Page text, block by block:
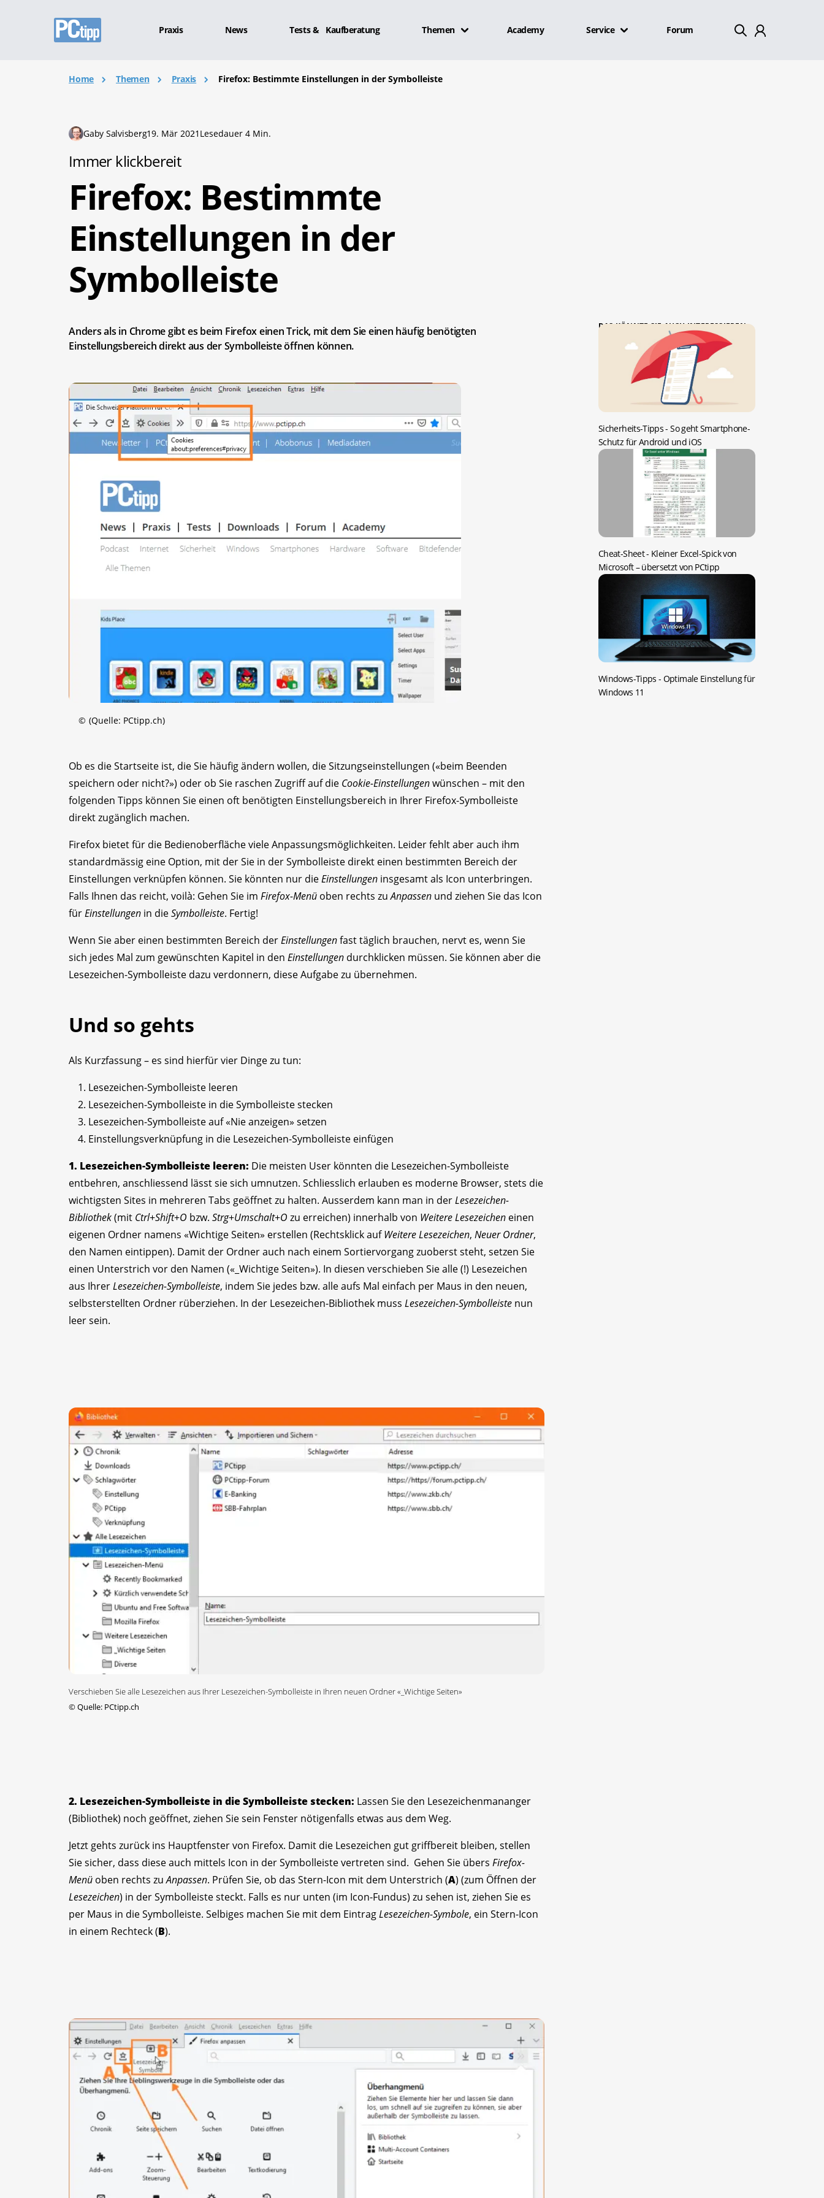
Praxis News Tests & Kaufberatung Themen Academy Service Forum
Home Themen Praxis Firefox: Bestimmte Einstellungen in der Symbolleiste
Gaby Salvisberg19. Mär 2021 Lesedauer 4 Min.
Immer klickbereit
Firefox: Bestimmte
Einstellungen in der
Symbolleiste
Anders als in Chrome gibt es beim Firefox einen Trick, mit dem Sie einen häufig benötigten
Einstellungsbereich direkt aus der Symbolleiste öffnen können.
© (Quelle: PCtipp.ch)
Ob es die Startseite ist, die Sie häufig ändern wollen, die Sitzungseinstellungen («beim Beenden
speichern oder nicht?») oder ob Sie raschen Zugriff auf die Cookie-Einstellungenwünschen – mit den
folgenden Tipps können Sie einen oft benötigten Einstellungsbereich in Ihrer Firefox-Symbolleiste
direkt zugänglich machen.
Firefox bietet für die Bedienoberfläche viele Anpassungsmöglichkeiten. Leider fehlt aber auch ihm
standardmässig eine Option, mit der Sie in der Symbolleiste direkt einen bestimmten Bereich der
Einstellungen verknüpfen können. Sie könnten nur dieEinstellungen insgesamt als Icon unterbringen.
Falls Ihnen das reicht, voilà: Gehen Sie im Firefox-Menü oben rechts zuAnpassen und ziehen Sie das Icon
fürEinstellungen in dieSymbolleiste. Fertig!
Wenn Sie aber einen bestimmten Bereich derEinstellungenfast täglich brauchen, nervt es, wenn Sie
sich jedes Mal zum gewünschten Kapitel in den Einstellungen durchklicken müssen. Sie können aber die
Lesezeichen-Symbolleiste dazu verdonnern, diese Aufgabe zu übernehmen.
Und so gehts
Als Kurzfassung – es sind hierfür vier Dinge zu tun:
Lesezeichen-Symbolleiste leeren
Lesezeichen-Symbolleiste in die Symbolleiste stecken
Lesezeichen-Symbolleiste auf «Nie anzeigen» setzen
Einstellungsverknüpfung in die Lesezeichen-Symbolleiste einfügen
1. Lesezeichen-Symbolleiste leeren: Die meisten User könnten die Lesezeichen-Symbolleiste
entbehren, anschliessend lässt sie sich umnutzen. Schliesslich erlauben es moderne Browser, stets die
wichtigsten Sites in mehreren Tabs geöffnet zu halten. Ausserdem kann man in derLesezeichen-
Bibliothek(mit Ctrl+Shift+O bzw. Strg+Umschalt+O zu erreichen) innerhalb von Weitere Lesezeichen einen
eigenen Ordner namens «Wichtige Seiten» erstellen (Rechtsklick aufWeitere Lesezeichen, Neuer Ordner,
den Namen eintippen). Damit der Ordner auch nach einem Sortiervorgang zuoberst steht, setzen Sie
einen Unterstrich vor den Namen («_Wichtige Seiten»). In diesen verschieben Sie alle (!) Lesezeichen
aus IhrerLesezeichen-Symbolleiste, indem Sie jedes bzw. alle aufs Mal einfach per Maus in den neuen,
selbsterstellten Ordner rüberziehen. In der Lesezeichen-Bibliothek muss Lesezeichen-Symbolleiste nun
leer sein.
Verschieben Sie alle Lesezeichen aus Ihrer Lesezeichen-Symbolleiste in Ihren neuen Ordner «_Wichtige Seiten»
©Quelle: PCtipp.ch
2. Lesezeichen-Symbolleiste in die Symbolleiste stecken: Lassen Sie den Lesezeichenmananger
(Bibliothek) noch geöffnet, ziehen Sie sein Fenster nötigenfalls etwas aus dem Weg.
Jetzt gehts zurück ins Hauptfenster von Firefox. Damit die Lesezeichen gut griffbereit bleiben, stellen
Sie sicher, dass diese auch mittels Icon in der Symbolleiste vertreten sind. Gehen Sie übers Firefox-
Menü oben rechts zuAnpassen. Prüfen Sie, ob das Stern-Icon mit dem Unterstrich (A) (zum Öffnen der
Lesezeichen) in der Symbolleiste steckt. Falls es nur unten (im Icon-Fundus) zu sehen ist, ziehen Sie es
per Maus in die Symbolleiste. Selbiges machen Sie mit dem EintragLesezeichen-Symbole, ein Stern-Icon
in einem Rechteck (B).
DAS KÖNNTE SIE AUCH INTERESSIEREN:
Sicherheits-Tipps -So geht Smartphone-
Schutz für Android und iOS
Cheat-Sheet - Kleiner Excel-Spick von
Microsoft – übersetzt von PCtipp
Windows-Tipps - Optimale Einstellung für
Windows 11